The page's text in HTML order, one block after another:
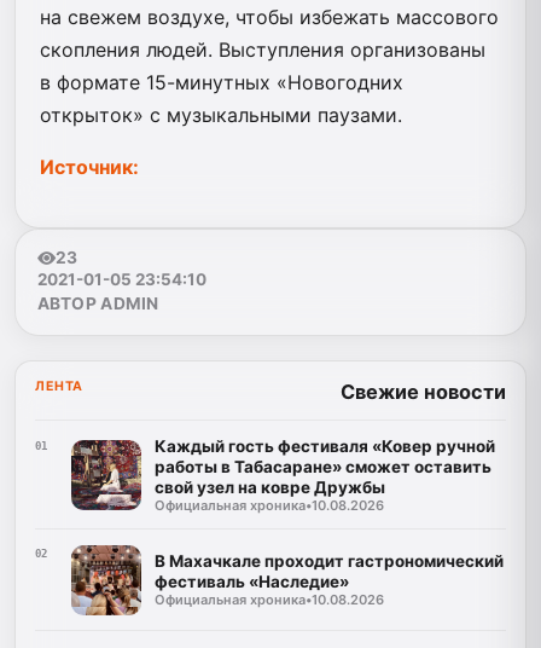
на свежем воздухе, чтобы избежать массового
скопления людей. Выступления организованы
в формате 15-минутных «Новогодних
открыток» с музыкальными паузами.
Источник:
23
2021-01-05 23:54:10
АВТОР ADMIN
ЛЕНТА Свежие новости
01
Каждый гость фестиваля «Ковер ручной
работы в Табасаране» сможет оставить
свой узел на ковре Дружбы
Официальная хроника•10.08.2026
02
В Махачкале проходит гастрономический
фестиваль «Наследие»
Официальная хроника•10.08.2026